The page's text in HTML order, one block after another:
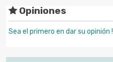
Opiniones
Sea el primero en dar su opinión !